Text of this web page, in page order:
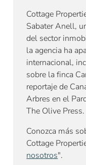
Cottage
Sabater Anell,
del sector
la agencia ha
internacional,
sobre la finca
reportaje de
Arbres en el
The Olive Press.
Conozca más
Cottage
nosotros".